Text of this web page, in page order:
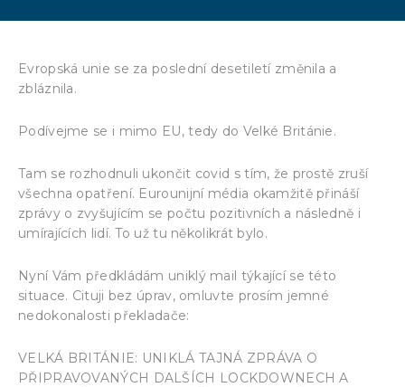
Evropská unie se za poslední desetiletí změnila a
zbláznila.
Podívejme se i mimo EU, tedy do Velké Británie.
Tam se rozhodnuli ukončit covid s tím, že prostě zruší
všechna opatření. Eurounijní média okamžitě přináší
zprávy o zvyšujícím se počtu pozitivních a následně i
umírajících lidí. To už tu několikrát bylo.
Nyní Vám předkládám uniklý mail týkající se této
situace. Cituji bez úprav, omluvte prosím jemné
nedokonalosti překladače:
VELKÁ BRITÁNIE: UNIKLÁ TAJNÁ ZPRÁVA O
PŘIPRAVOVANÝCH DALŠÍCH LOCKDOWNECH A